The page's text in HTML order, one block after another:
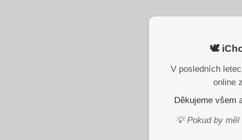
🕊️
V posledních
online
Děkujeme všem
💡 Pokud by